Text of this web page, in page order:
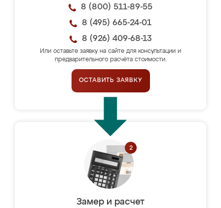
8 (800) 511-89-55
8 (495) 665-24-01
8 (926) 409-68-13
Или оставьте заявку на сайте для консультации и
предварительного расчёта стоимости.
ОСТАВИТЬ ЗАЯВКУ
Замер и расчет